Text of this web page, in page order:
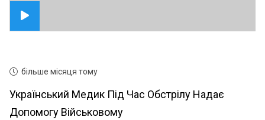
більше місяця тому
Український Медик Під Час Обстрілу Надає
Допомогу Військовому